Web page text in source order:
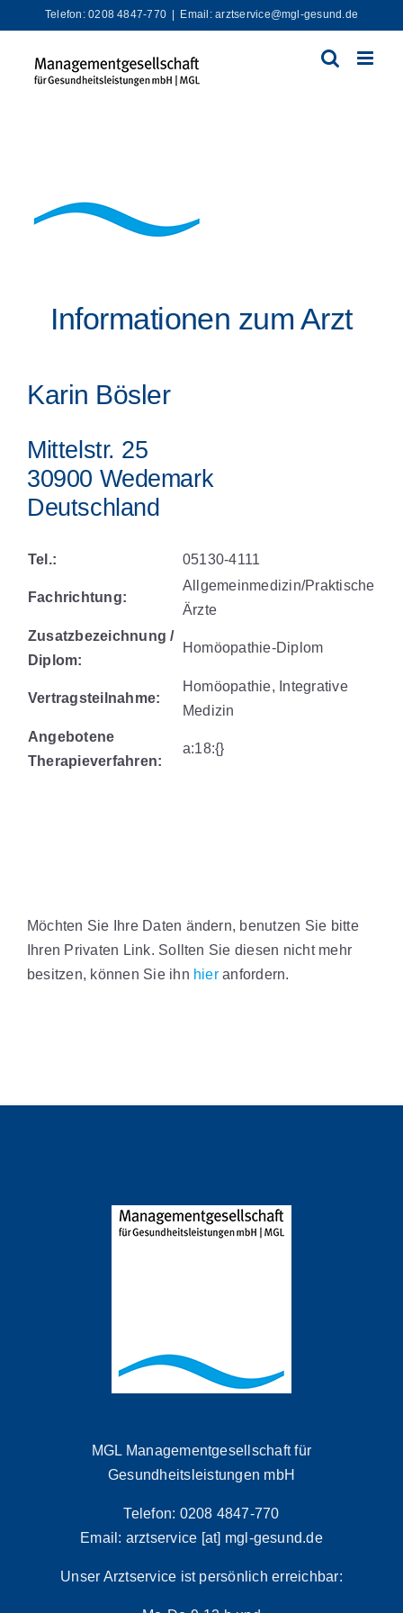
Inhalt
springen
Telefon: 0208 4847-770 Email: arztservice@mgl-gesund.de
Informationen zum Arzt
Karin Bösler
Mittelstr. 25
30900 Wedemark
Deutschland
Tel.: 05130-4111
Fachrichtung:
Allgemeinmedizin/Praktische
Ärzte
Zusatzbezeichnung /
Diplom:
Homöopathie-Diplom
Vertragsteilnahme:
Homöopathie, Integrative
Medizin
Angebotene
Therapieverfahren:
a:18:{}
Möchten Sie Ihre Daten ändern, benutzen Sie bitte
Ihren Privaten Link. Sollten Sie diesen nicht mehr
besitzen, können Sie ihn hieranfordern.
MGL Managementgesellschaft für
Gesundheitsleistungen mbH
Telefon: 0208 4847-770
Email: arztservice [at] mgl-gesund.de
Unser Arztservice ist persönlich erreichbar: